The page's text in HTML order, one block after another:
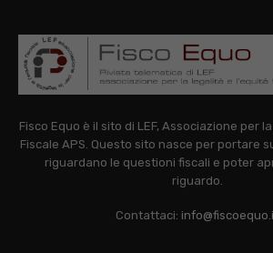
Fisco Equo è il sito di LEF, Associazione per
Fiscale APS. Questo sito nasce per portare
riguardano le questioni fiscali e poter
riguardo.
Contattaci: